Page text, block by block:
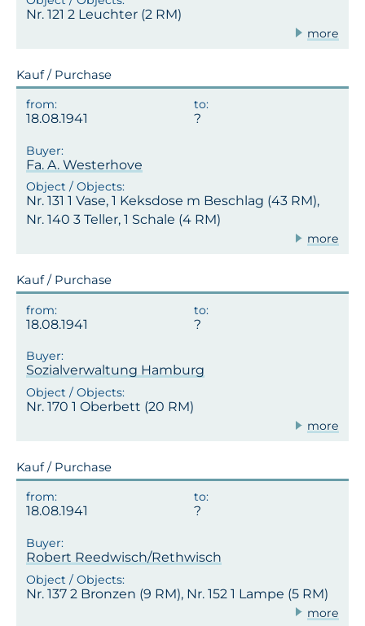
Nr. 121 2 Leuchter (2 RM)
more
Kauf / Purchase
18.08.1941
Fa. A. Westerhove
Nr. 131 1 Vase, 1 Keksdose m Beschlag (43 RM),
Nr. 140 3 Teller, 1 Schale (4 RM)
more
Kauf / Purchase
18.08.1941
Sozialverwaltung Hamburg
Nr. 170 1 Oberbett (20 RM)
more
Kauf / Purchase
18.08.1941
Robert Reedwisch/Rethwisch
Nr. 137 2 Bronzen (9 RM), Nr. 152 1 Lampe (5 RM)
more